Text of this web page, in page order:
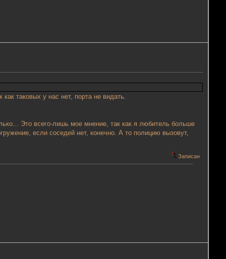
таковых у нас нет, порта не видать.
Это всего-лишь мое мнение, так как я любитель больше
если соседей нет, конечно. А то полицию вызовут,
Записан